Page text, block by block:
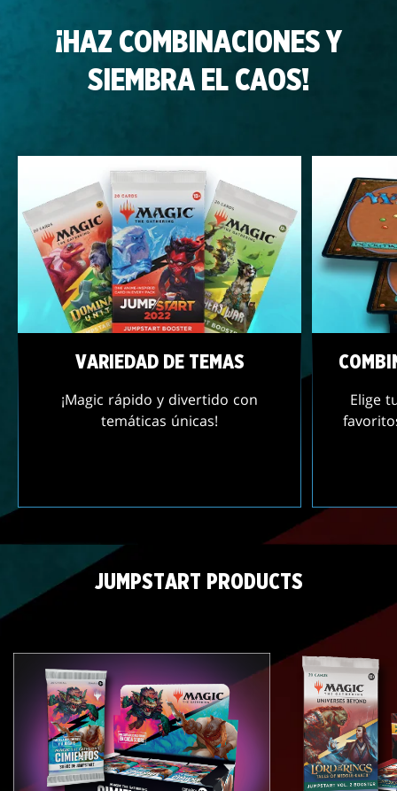
¡HAZ COMBINACIONES Y
SIEMBRA EL CAOS!
VARIEDAD DE TEMAS
¡Magic rápido y divertido con
temáticas únicas!
Elige
JUMPSTART PRODUCTS